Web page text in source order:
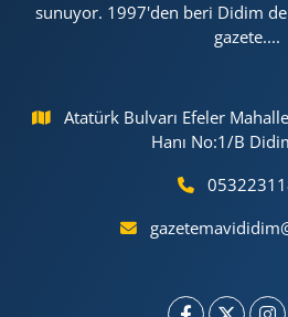
sunuyor. 1997'den beri Didim de
gazete....
Atatürk Bulvarı Efeler
Hanı No:1/B